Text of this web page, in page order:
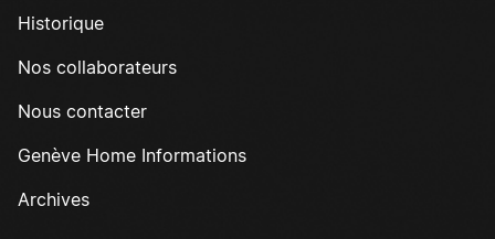
Historique
Nos collaborateurs
Nous contacter
Genève Home Informations
Archives